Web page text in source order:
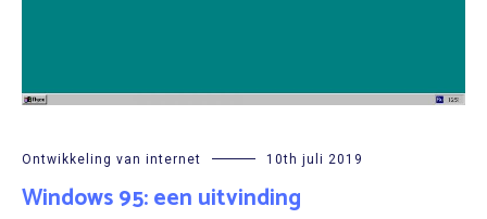
Ontwikkeling van internet 10th juli 2019
Windows 95: een uitvinding